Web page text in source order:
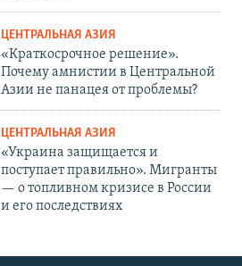
ЦЕНТРАЛЬНАЯ АЗИЯ
«Краткосрочное решение».
Почему амнистии в Центральной
Азии не панацея от проблемы?
ЦЕНТРАЛЬНАЯ АЗИЯ
«Украина защищается и
поступает правильно». Мигранты
— о топливном кризисе в России
и его последствиях